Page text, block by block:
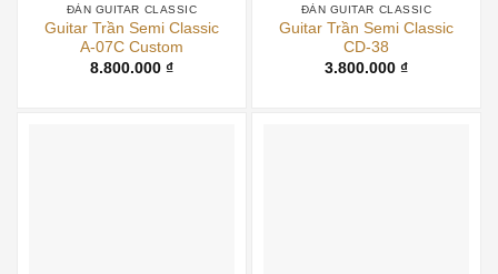
ĐÀN GUITAR CLASSIC
Guitar Trần Semi Classic
A-07C Custom
8.800.000 ₫
ĐÀN GUITAR CLASSIC
Guitar Trần Semi Classic
CD-38
3.800.000 ₫